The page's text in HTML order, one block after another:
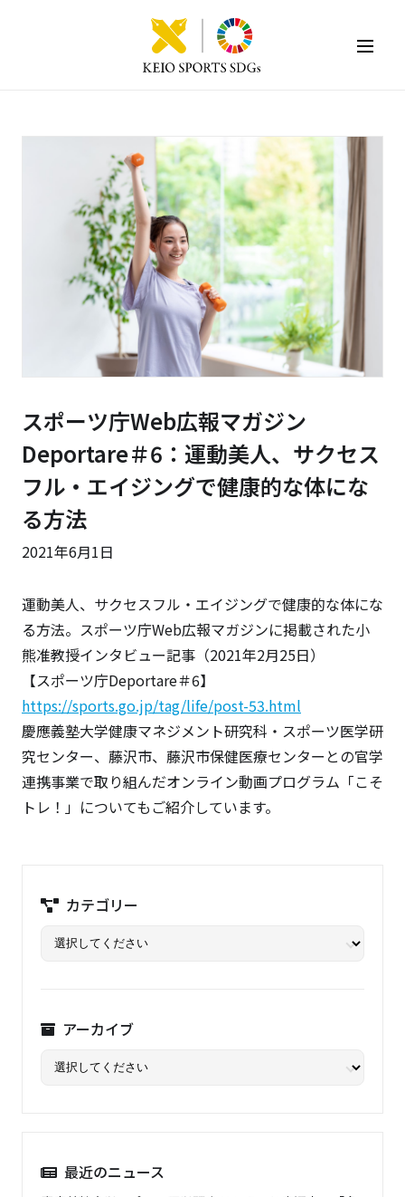
スポーツ庁Web広報マガジン
Deportare＃6：運動美人、サクセス
フル・エイジングで健康的な体にな
る方法
2021年6月1日
運動美人、サクセスフル・エイジングで健康的な体にな
る方法。スポーツ庁Web広報マガジンに掲載された小
熊准教授インタビュー記事（2021年2月25日）
【スポーツ庁Deportare＃6】
https://sports.go.jp/tag/life/post-53.html
慶應義塾大学健康マネジメント研究科・スポーツ医学研
究センター、藤沢市、藤沢市保健医療センターとの官学
連携事業で取り組んだオンライン動画プログラム「こそ
トレ！」についてもご紹介しています。
カテゴリー
アーカイブ
最近のニュース